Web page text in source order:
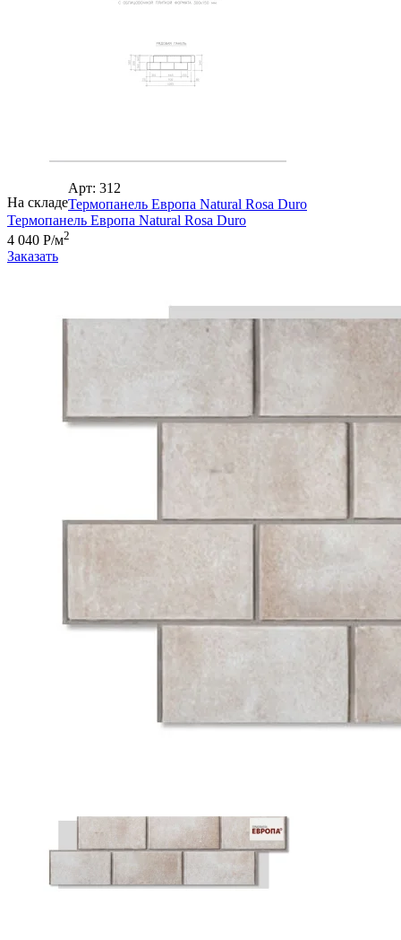
На складе
Арт: 312
Термопанель Европа Natural Rosa Duro
Термопанель Европа Natural Rosa Duro
4 040 Р/м2
Заказать